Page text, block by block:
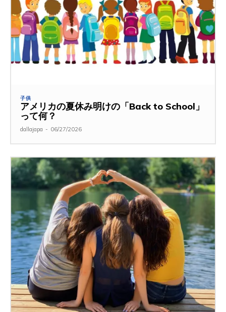
子供
アメリカの夏休み明けの「Back to School」
って何？
dallajapa - 06/27/2026